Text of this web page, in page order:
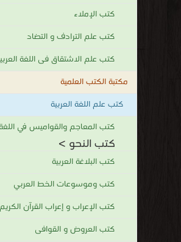
كتب الإملاء
كتب علم الترادف و التضاد
كتب علم الاشتقاق فى اللغة
مكتبة الكتب العلمية
كتب علم اللغة العربية
كتب المعاجم والقواميس في اللغة
كتب النحو >
كتب البلاغة العربية
كتب وموسوعات الخط العربي
كتب الإعراب و إعراب القرآن الكريم
كتب العروض و القوافى